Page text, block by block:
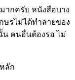
ากครับ หนังสือบาง
ษรไม่ได้ทำลายของ
น คนอื่นต้องรอ ไม่
ลัก